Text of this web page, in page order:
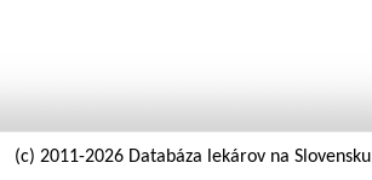
(c) 2011-2026 Databáza lekárov na Slovensku